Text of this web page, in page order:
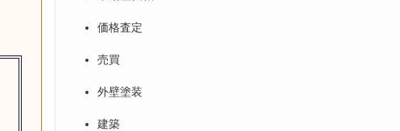
価格査定
売買
外壁塗装
建築